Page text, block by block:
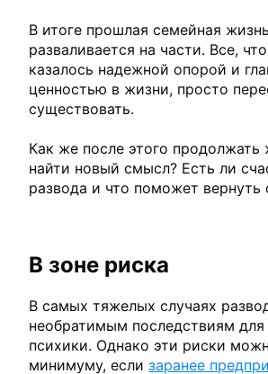
В итоге прошлая семейная
разваливается на части. Все,
казалось надежной опорой и
ценностью в жизни, просто
существовать.
Как же после этого продолжать
найти новый смысл? Есть ли
развода и что поможет вернуть
В зоне риска
В самых тяжелых случаях
необратимым последствиям для
психики. Однако эти риски
минимуму, еслизаранее